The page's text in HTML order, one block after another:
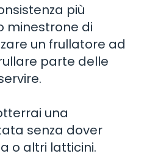
più
minestrone di
un frullatore ad
parte delle
una
senza dover
o altri latticini.